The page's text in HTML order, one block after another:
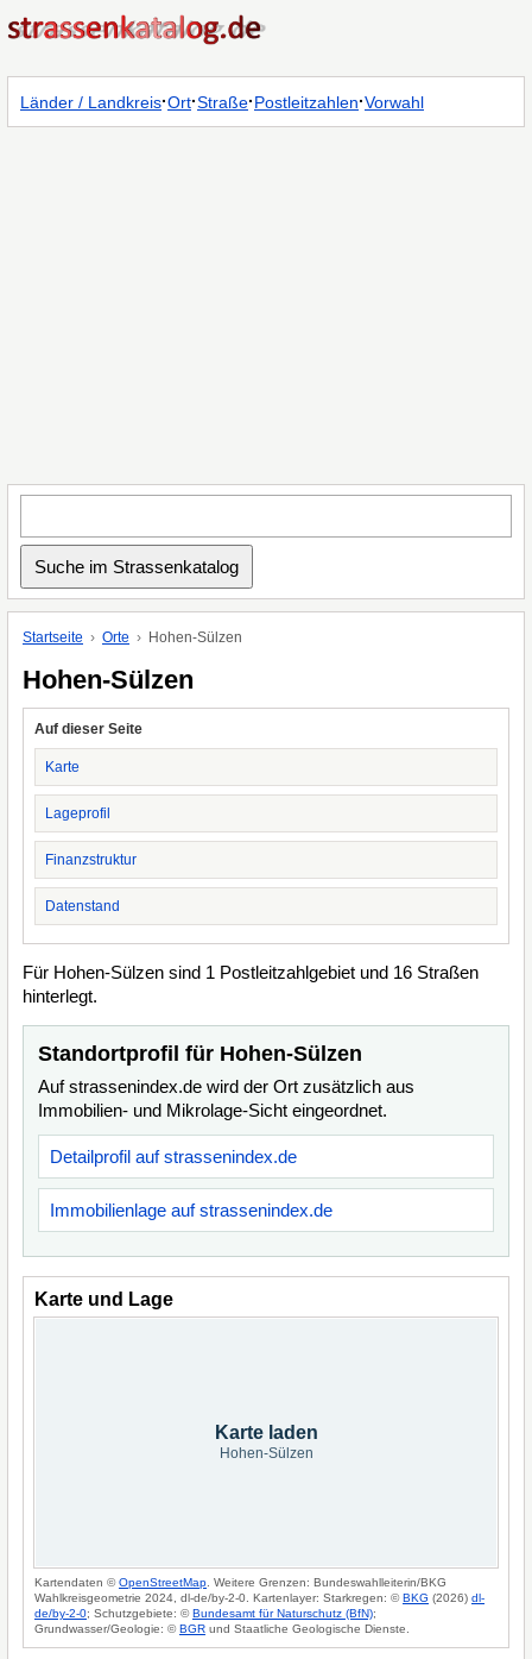
Länder / Landkreis·Ort·Straße·Postleitzahlen·Vorwahl
Startseite Orte Hohen-Sülzen
Hohen-Sülzen
Auf dieser Seite
Karte
Lageprofil
Finanzstruktur
Datenstand
Für Hohen-Sülzen sind 1 Postleitzahlgebiet und 16 Straßen
hinterlegt.
Standortprofil für Hohen-Sülzen
Auf strassenindex.de wird der Ort zusätzlich aus
Immobilien- und Mikrolage-Sicht eingeordnet.
Detailprofil auf strassenindex.de
Immobilienlage auf strassenindex.de
Karte und Lage
Karte laden
Hohen-Sülzen
Kartendaten ©OpenStreetMap . Weitere Grenzen: Bundeswahlleiterin/BKG
Wahlkreisgeometrie 2024, dl-de/by-2-0. Kartenlayer: Starkregen: ©BKG (2026) dl-
de/by-2-0; Schutzgebiete: ©Bundesamt für Naturschutz (BfN);
Grundwasser/Geologie: ©BGR und Staatliche Geologische Dienste.